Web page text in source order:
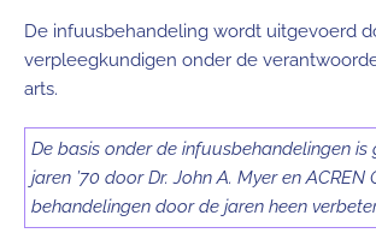
De infuusbehandeling wordt uitgevoerd
verpleegkundigen onder de
arts.
De basis onder de infuusbehandelingen is
jaren ’70 door Dr. John A. Myer en ACREN
behandelingen door de jaren heen